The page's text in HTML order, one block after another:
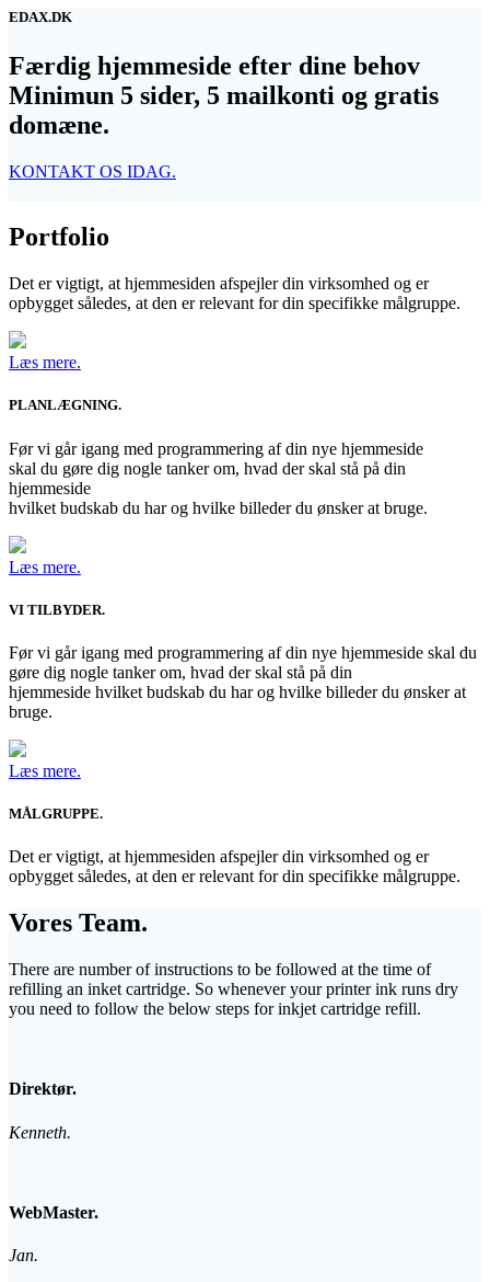
EDAX.DK
Færdig hjemmeside efter dine behov
Minimun 5 sider, 5 mailkonti og gratis
domæne.
KONTAKT OS IDAG.
Portfolio
Det er vigtigt, at hjemmesiden afspejler din virksomhed og er
opbygget således, at den er relevant for din specifikke målgruppe.
Læs mere.
PLANLÆGNING.
Før vi går igang med programmering af din nye hjemmeside
skal du gøre dig nogle tanker om, hvad der skal stå på din
hjemmeside
hvilket budskab du har og hvilke billeder du ønsker at bruge.
Læs mere.
VI TILBYDER.
Før vi går igang med programmering af din nye hjemmeside skal du
gøre dig nogle tanker om, hvad der skal stå på din
hjemmeside hvilket budskab du har og hvilke billeder du ønsker at
bruge.
Læs mere.
MÅLGRUPPE.
Det er vigtigt, at hjemmesiden afspejler din virksomhed og er
opbygget således, at den er relevant for din specifikke målgruppe.
Vores Team.
There are number of instructions to be followed at the time of
refilling an inket cartridge. So whenever your printer ink runs dry
you need to follow the below steps for inkjet cartridge refill.
Direktør.
Kenneth.
WebMaster.
Jan.